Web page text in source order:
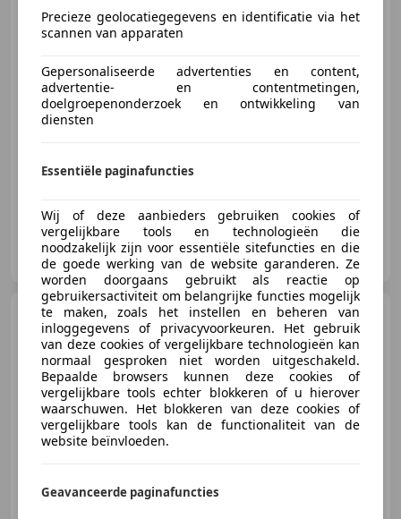
06/2024 32.935 km
Elektro/Benzine
Auto Hartgers
NL-7901 JP HOOGEVEEN
Opel Corsa 1.0 Turbo Edition,
navi, stoel/ stuur verwarming ,
€ 10.750 1
Precieze geolocatiegegevens en identificatie via het
scannen van apparaten
Gepersonaliseerde advertenties en content,
advertentie- en contentmetingen,
doelgroepenonderzoek en ontwikkeling van
diensten
Essentiële paginafuncties
Wij of deze aanbieders gebruiken cookies of
vergelijkbare tools en technologieën die
noodzakelijk zijn voor essentiële sitefuncties en die
de goede werking van de website garanderen. Ze
worden doorgaans gebruikt als reactie op
gebruikersactiviteit om belangrijke functies mogelijk
te maken, zoals het instellen en beheren van
inloggegevens of privacyvoorkeuren. Het gebruik
van deze cookies of vergelijkbare technologieën kan
normaal gesproken niet worden uitgeschakeld.
Bepaalde browsers kunnen deze cookies of
vergelijkbare tools echter blokkeren of u hierover
waarschuwen. Het blokkeren van deze cookies of
vergelijkbare tools kan de functionaliteit van de
website beïnvloeden.
Geavanceerde paginafuncties